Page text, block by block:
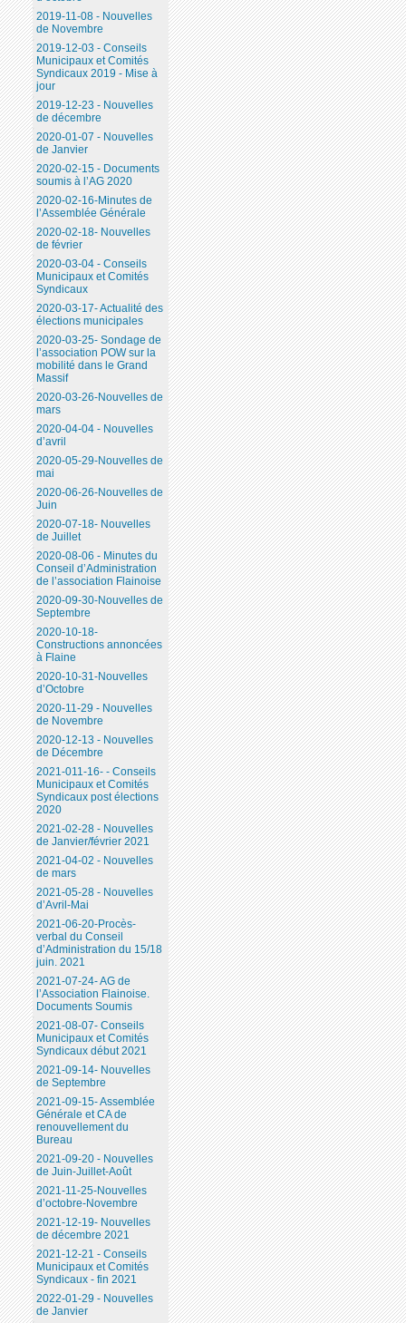
2019-11-08 - Nouvelles
de Novembre
2019-12-03 - Conseils
Municipaux et Comités
Syndicaux 2019 - Mise à
jour
2019-12-23 - Nouvelles
de décembre
2020-01-07 - Nouvelles
de Janvier
2020-02-15 - Documents
soumis à l’AG 2020
2020-02-16-Minutes de
l’Assemblée Générale
2020-02-18- Nouvelles
de février
2020-03-04 - Conseils
Municipaux et Comités
Syndicaux
2020-03-17- Actualité des
élections municipales
2020-03-25- Sondage de
l’association POW sur la
mobilité dans le Grand
Massif
2020-03-26-Nouvelles de
mars
2020-04-04 - Nouvelles
d’avril
2020-05-29-Nouvelles de
mai
2020-06-26-Nouvelles de
Juin
2020-07-18- Nouvelles
de Juillet
2020-08-06 - Minutes du
Conseil d’Administration
de l’association Flainoise
2020-09-30-Nouvelles de
Septembre
2020-10-18-
Constructions annoncées
à Flaine
2020-10-31-Nouvelles
d’Octobre
2020-11-29 - Nouvelles
de Novembre
2020-12-13 - Nouvelles
de Décembre
2021-011-16- - Conseils
Municipaux et Comités
Syndicaux post élections
2020
2021-02-28 - Nouvelles
de Janvier/février 2021
2021-04-02 - Nouvelles
de mars
2021-05-28 - Nouvelles
d’Avril-Mai
2021-06-20-Procès-
verbal du Conseil
d’Administration du 15/18
juin. 2021
2021-07-24- AG de
l’Association Flainoise.
Documents Soumis
2021-08-07- Conseils
Municipaux et Comités
Syndicaux début 2021
2021-09-14- Nouvelles
de Septembre
2021-09-15- Assemblée
Générale et CA de
renouvellement du
Bureau
2021-09-20 - Nouvelles
de Juin-Juillet-Août
2021-11-25-Nouvelles
d’octobre-Novembre
2021-12-19- Nouvelles
de décembre 2021
2021-12-21 - Conseils
Municipaux et Comités
Syndicaux - fin 2021
2022-01-29 - Nouvelles
de Janvier